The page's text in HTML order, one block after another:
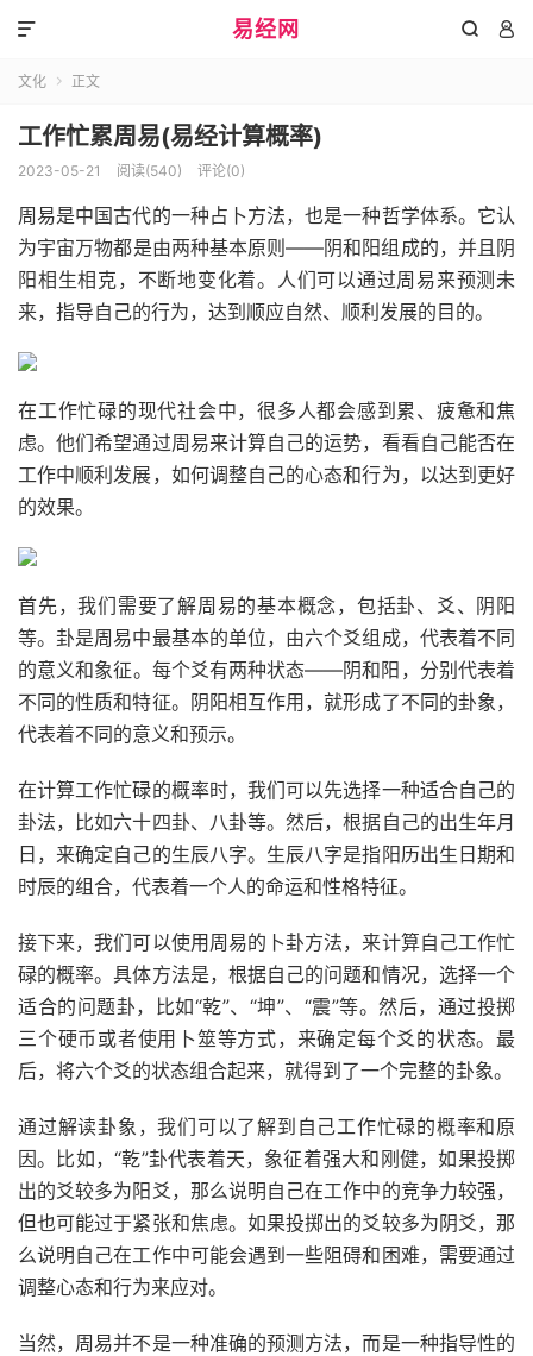
易经网  

文化  正文
工作忙累周易(易经计算概率)
2023-05-21 阅读(540) 评论(0)
周易是中国古代的一种占卜方法，也是一种哲学体系。它认
为宇宙万物都是由两种基本原则——阴和阳组成的，并且阴
阳相生相克，不断地变化着。人们可以通过周易来预测未
来，指导自己的行为，达到顺应自然、顺利发展的目的。
在工作忙碌的现代社会中，很多人都会感到累、疲惫和焦
虑。他们希望通过周易来计算自己的运势，看看自己能否在
工作中顺利发展，如何调整自己的心态和行为，以达到更好
的效果。
首先，我们需要了解周易的基本概念，包括卦、爻、阴阳
等。卦是周易中最基本的单位，由六个爻组成，代表着不同
的意义和象征。每个爻有两种状态——阴和阳，分别代表着
不同的性质和特征。阴阳相互作用，就形成了不同的卦象，
代表着不同的意义和预示。
在计算工作忙碌的概率时，我们可以先选择一种适合自己的
卦法，比如六十四卦、八卦等。然后，根据自己的出生年月
日，来确定自己的生辰八字。生辰八字是指阳历出生日期和
时辰的组合，代表着一个人的命运和性格特征。
接下来，我们可以使用周易的卜卦方法，来计算自己工作忙
碌的概率。具体方法是，根据自己的问题和情况，选择一个
适合的问题卦，比如“乾”、“坤”、“震”等。然后，通过投掷
三个硬币或者使用卜筮等方式，来确定每个爻的状态。最
后，将六个爻的状态组合起来，就得到了一个完整的卦象。
通过解读卦象，我们可以了解到自己工作忙碌的概率和原
因。比如，“乾”卦代表着天，象征着强大和刚健，如果投掷
出的爻较多为阳爻，那么说明自己在工作中的竞争力较强，
但也可能过于紧张和焦虑。如果投掷出的爻较多为阴爻，那
么说明自己在工作中可能会遇到一些阻碍和困难，需要通过
调整心态和行为来应对。
当然，周易并不是一种准确的预测方法，而是一种指导性的